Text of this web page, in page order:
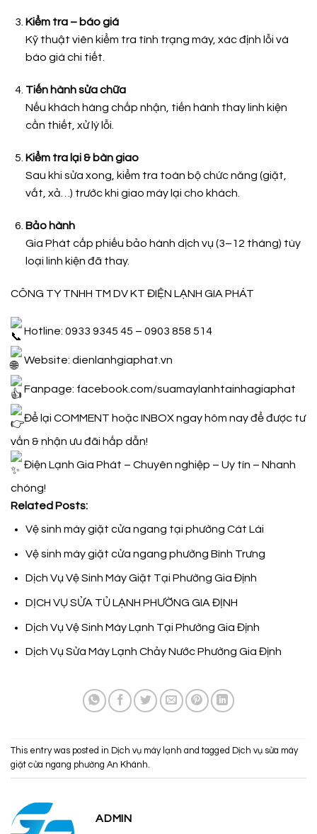
Kiểm tra – báo giá
Kỹ thuật viên kiểm tra tình trạng máy, xác định lỗi và
báo giá chi tiết.
Tiến hành sửa chữa
Nếu khách hàng chấp nhận, tiến hành thay linh kiện
cần thiết, xử lý lỗi.
Kiểm tra lại & bàn giao
Sau khi sửa xong, kiểm tra toàn bộ chức năng (giặt,
vắt, xả…) trước khi giao máy lại cho khách.
Bảo hành
Gia Phát cấp phiếu bảo hành dịch vụ (3–12 tháng) tùy
loại linh kiện đã thay.
CÔNG TY TNHH TM DV KT ĐIỆN LẠNH GIA PHÁT
Hotline: 0933 9345 45 – 0903 858 514
Website: dienlanhgiaphat.vn
Fanpage: facebook.com/suamaylanhtainhagiaphat
Để lại COMMENT hoặc INBOX ngay hôm nay để được tư
vấn & nhận ưu đãi hấp dẫn!
Điện Lạnh Gia Phát – Chuyên nghiệp – Uy tín – Nhanh
chóng!
Related Posts:
Vệ sinh máy giặt cửa ngang tại phường Cát Lái
Vệ sinh máy giặt cửa ngang phường Bình Trưng
Dịch Vụ Vệ Sinh Máy Giặt Tại Phường Gia Định
DỊCH VỤ SỬA TỦ LẠNH PHƯỜNG GIA ĐỊNH
Dịch Vụ Vệ Sinh Máy Lạnh Tại Phường Gia Định
Dịch Vụ Sửa Máy Lạnh Chảy Nước Phường Gia Định
This entry was posted in Dịch vụ máy lạnh and tagged Dịch vụ sửa máy
giặt cửa ngang phường An Khánh.
ADMIN